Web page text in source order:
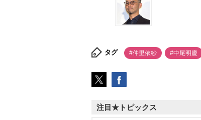
タグ #仲里依紗 #中尾明慶
注目★トピックス